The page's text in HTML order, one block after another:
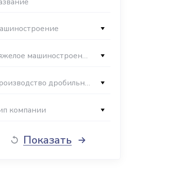
Тяжелое машиностроение
Производство дробильно-сортировочного оборудования
компании
Показать